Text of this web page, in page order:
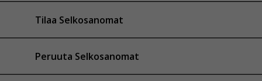
Tilaa Selkosanomat
Peruuta Selkosanomat